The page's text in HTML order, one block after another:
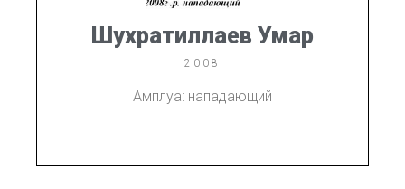
Шухратиллаев Умар
2008
Амплуа: нападающий